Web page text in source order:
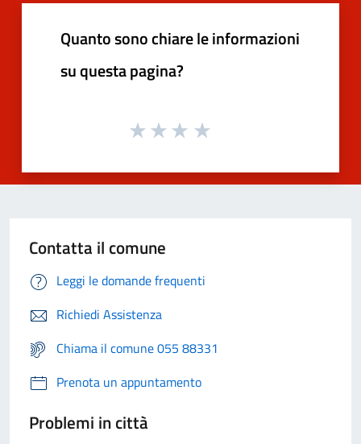
Quanto sono chiare le informazioni
su questa pagina?
Contatta il comune
Leggi le domande frequenti
Richiedi Assistenza
Chiama il comune 055 88331
Prenota un appuntamento
Problemi in città